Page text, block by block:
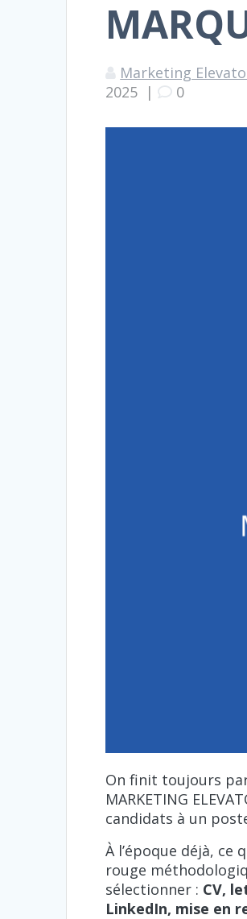
Marketing
2025 | 0
On finit toujours par
MARKETING
candidats à un
À l’époque déjà,
rouge
sélectionner : CV,
LinkedIn, mise en